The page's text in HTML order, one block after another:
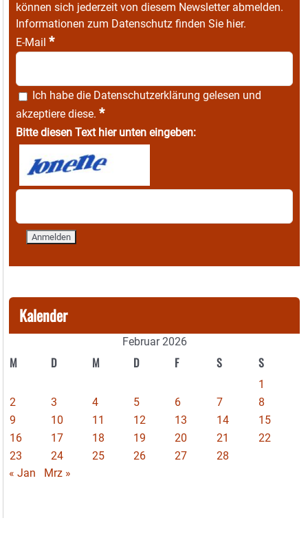
können sich jederzeit von diesem Newsletter abmelden.
Informationen zum Datenschutz finden Sie hier.
E-Mail *
Ich habe die Datenschutzerklärung gelesen und
akzeptiere diese. *
Bitte diesen Text hier unten eingeben:
Kalender
Februar 2026
M D M D F S S
1
2
3 4 5 6 7
8
9
10 11 12 13 14
15
16
17 18 19 20 21
22
23
24 25 26 27
28
« Jan
Mrz »